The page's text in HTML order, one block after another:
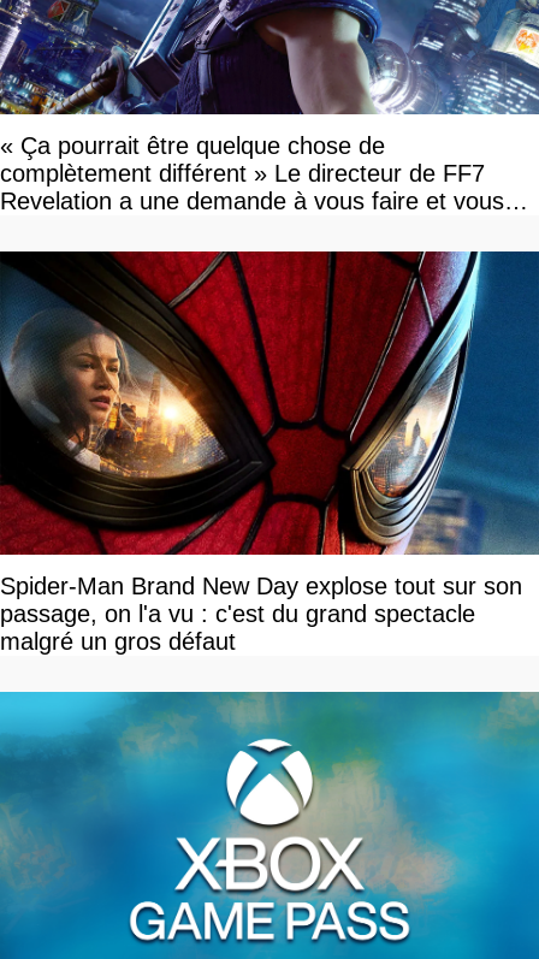
« Ça pourrait être quelque chose de
complètement différent » Le directeur de FF7
Revelation a une demande à vous faire et vous
Spider-Man Brand New Day explose tout sur son
passage, on l'a vu : c'est du grand spectacle
malgré un gros défaut